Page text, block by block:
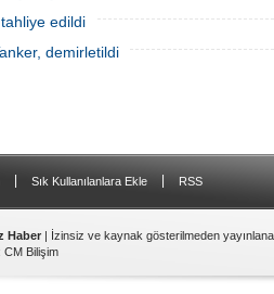
edildi
demirletildi
Sık Kullanılanlara Ekle RSS
Haber | İzinsiz ve kaynak gösterilmeden
CM Bilişim